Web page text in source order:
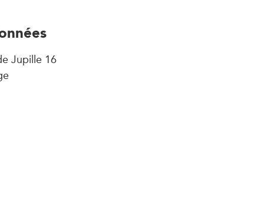
Jupille 16